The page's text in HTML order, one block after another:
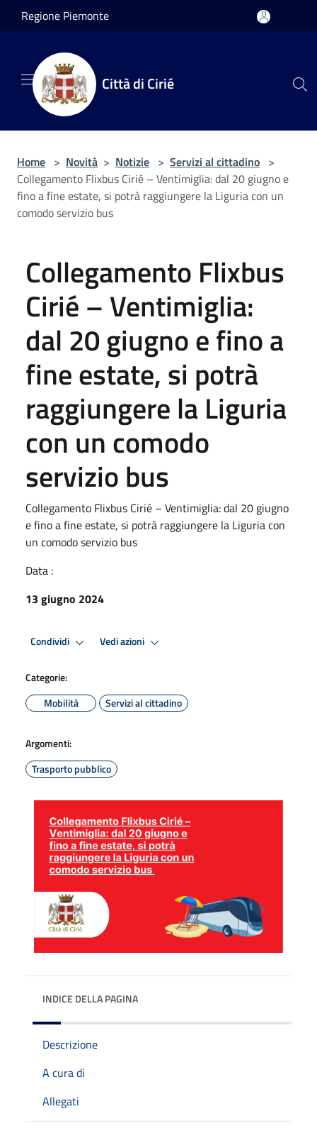
Salta al contenuto principale
Regione Piemonte
Città di Cirié
Home > Novità > Notizie > Servizi al cittadino >
Collegamento Flixbus Cirié – Ventimiglia: dal 20 giugno e
fino a fine estate, si potrà raggiungere la Liguria con un
comodo servizio bus
Collegamento Flixbus
Cirié – Ventimiglia:
dal 20 giugno e fino a
fine estate, si potrà
raggiungere la Liguria
con un comodo
servizio bus
Collegamento Flixbus Cirié – Ventimiglia: dal 20 giugno
e fino a fine estate, si potrà raggiungere la Liguria con
un comodo servizio bus
Data :
13 giugno 2024
Condividi Vedi azioni
Categorie:
Mobilità
Servizi al cittadino
Argomenti:
Trasporto pubblico
INDICE DELLA PAGINA
Descrizione
A cura di
Allegati